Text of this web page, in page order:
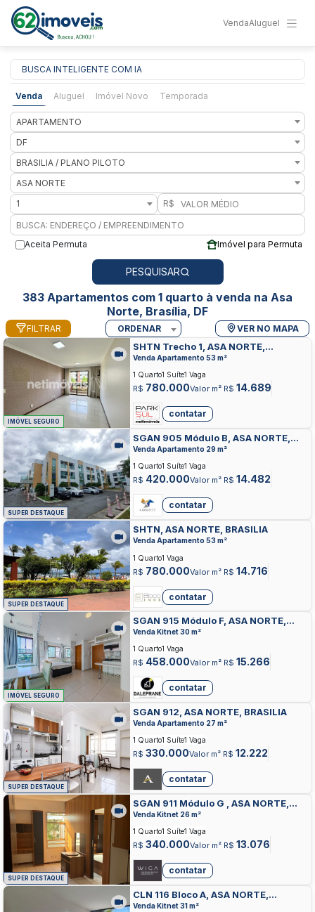
VendaAluguel
BUSCA INTELIGENTE COM IA
Venda Aluguel Imóvel Novo Temporada
APARTAMENTO
DF
BRASILIA / PLANO PILOTO
ASA NORTE
1
R$
Aceita Permuta Imóvel para Permuta
PESQUISAR
383 Apartamentos com 1 quarto à venda na Asa
Norte, Brasília, DF
FILTRAR ORDENAR VER NO MAPA
IMÓVEL SEGURO
SHTN Trecho 1, ASA NORTE,
BRASILIA
Venda Apartamento 53 m²
R$ 780.000Valor m² R$ 14.689
1 Quarto1 Suíte1 Vaga
contatar
SUPER DESTAQUE
SGAN 905 Módulo B, ASA NORTE,
BRASILIA
Venda Apartamento 29 m²
R$ 420.000Valor m² R$ 14.482
1 Quarto1 Suíte1 Vaga
contatar
SUPER DESTAQUE
SHTN, ASA NORTE, BRASILIA
Venda Apartamento 53 m²
R$ 780.000Valor m² R$ 14.716
1 Quarto1 Vaga
contatar
IMÓVEL SEGURO
SGAN 915 Módulo F, ASA NORTE,
BRASILIA
Venda Kitnet 30 m²
R$ 458.000Valor m² R$ 15.266
1 Quarto1 Vaga
contatar
SUPER DESTAQUE
SGAN 912, ASA NORTE, BRASILIA
Venda Apartamento 27 m²
R$ 330.000Valor m² R$ 12.222
1 Quarto1 Suíte1 Vaga
contatar
SUPER DESTAQUE
SGAN 911 Módulo G , ASA NORTE,
BRASILIA
Venda Kitnet 26 m²
R$ 340.000Valor m² R$ 13.076
1 Quarto1 Suíte1 Vaga
contatar
CLN 116 Bloco A, ASA NORTE,
BRASILIA
Venda Kitnet 31 m²